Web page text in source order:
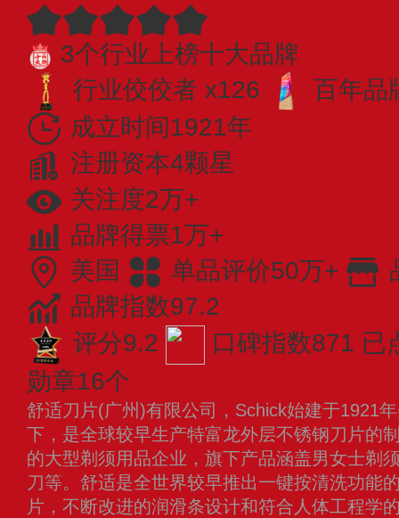
3个行业上榜十大品牌
行业佼佼者 x126
百年品
成立时间1921年
注册资本4颗星
关注度2万+
品牌得票1万+
美国
单品评价50万+
品牌指数97.2
评分9.2
口碑指数871 已
勋章16个
舒适刀片(广州)有限公司，Schick始建于1921
下，是全球较早生产特富龙外层不锈钢刀片的
的大型剃须用品企业，旗下产品涵盖男女士剃
刀等。舒适是全世界较早推出一键按清洗功能
片，不断改进的润滑条设计和符合人体工程学